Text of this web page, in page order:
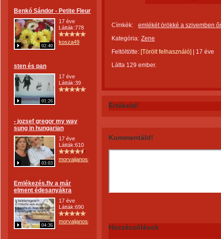
Benkó Sándor - Petite Fleur
02:40
17 éve
Látták:778
kosza49
sten és pan
01:26
17 éve
Látták:39
- jozsef gregor my way
sung in hungarian
03:03
17 éve
Látták:610
morvaijanosne
Emlékezés.flv a már
elment édesanyákra
04:36
17 éve
Látták:690
morvaijanosne
Címkék:
emlékét örökké a szivemben
Kategória: Zene
Feltöltötte: [Törölt felhasználó]
17 éve
Látta 129 ember.
Értékeld!
Kommentáld!
Hozzászólások